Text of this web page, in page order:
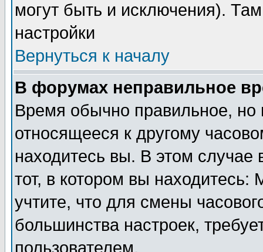
могут быть и исключения).
настройки
Вернуться к началу
В форумах неправильное
Время обычно правильное,
относящееся к другому
находитесь вы. В этом
тот, в котором вы
учтите, что для смены
большинства настроек,
пользователем.